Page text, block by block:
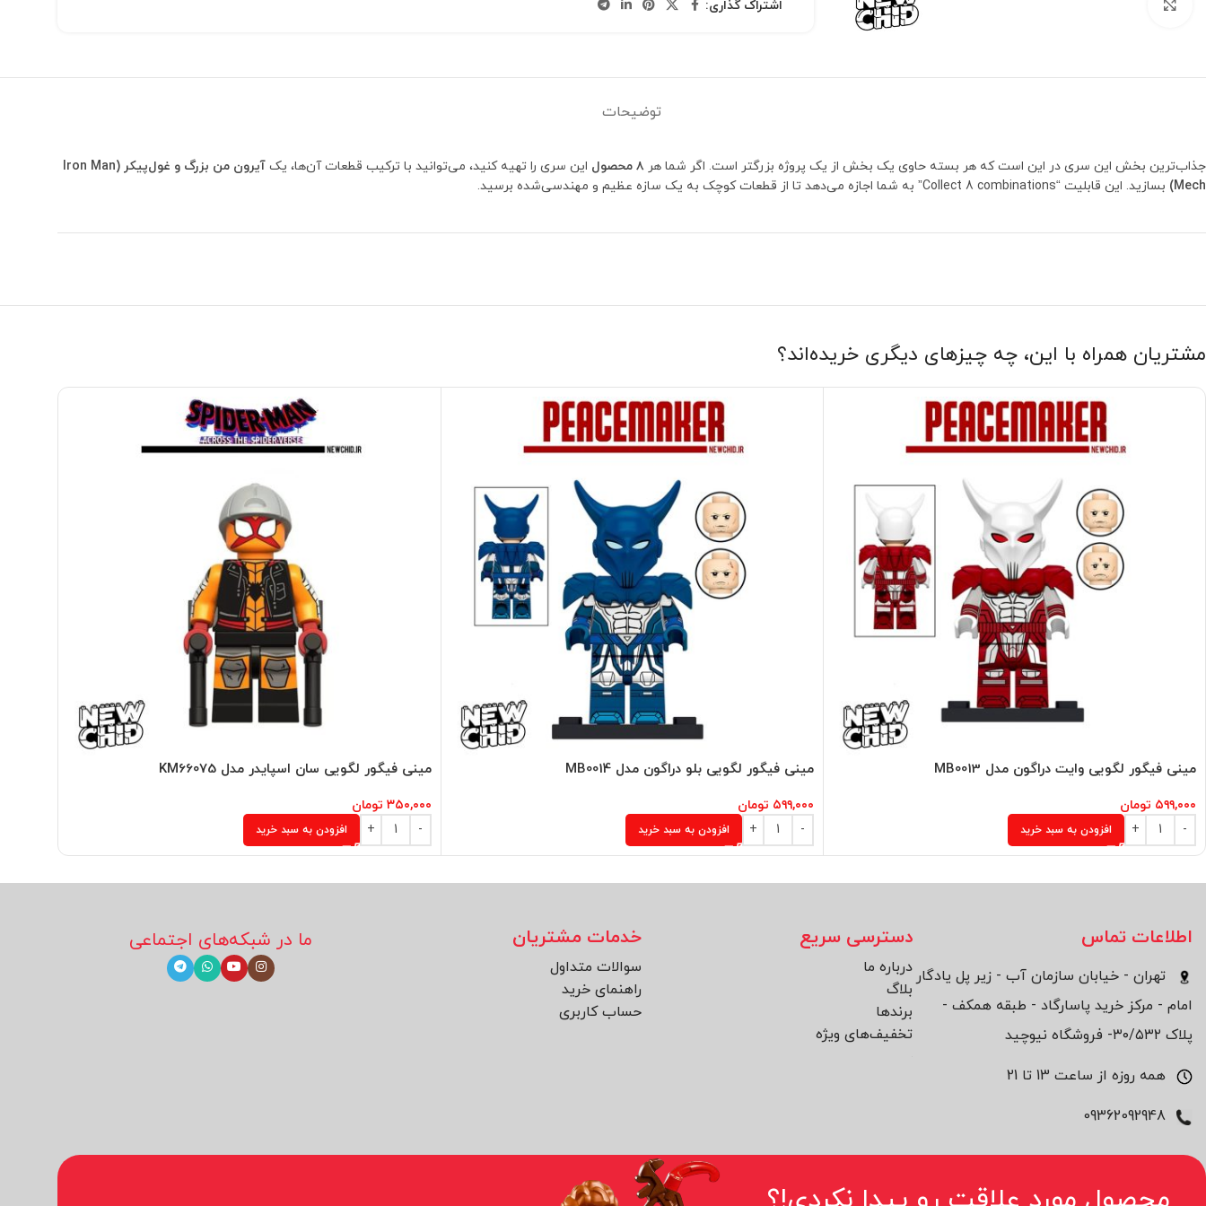
اشتراک گذاری:
توضیحات
جذاب‌ترین بخش این سری در این است که هر بسته حاوی یک بخش از یک پروژه بزرگتر است. اگر شما هر ۸ محصول این سری را تهیه کنید، می‌توانید با ترکیب قطعات آن‌ها، یک
آیرون من بزرگ و غول‌پیکر (Iron Man
Mech) بسازید. این قابلیت “Collect 8 combinations” به شما اجازه می‌دهد تا از قطعات کوچک به یک سازه عظیم و مهندسی‌شده برسید.
مشتریان همراه با این، چه چیزهای دیگری خریده‌اند؟
مینی فیگور لگویی وایت دراگون مدل MB0013
۵۹۹,۰۰۰ تومان
افزودن به سبد خرید
مینی فیگور لگویی بلو دراگون مدل MB0014
۵۹۹,۰۰۰ تومان
افزودن به سبد خرید
مینی فیگور لگویی سان اسپایدر مدل KM66075
۳۵۰,۰۰۰ تومان
افزودن به سبد خرید
اطلاعات تماس
تهران - خیابان سازمان آب - زیر پل یادگار
امام - مرکز خرید پاسارگاد - طبقه همکف -
پلاک ۳۰/۵۳۲- فروشگاه نیوچید
همه روزه از ساعت 13 تا 21
دسترسی سریع
درباره ما
بلاگ
برند‌ها
تخفیف‌های ویژه
خدمات مشتریان
سوالات متداول
راهنمای خرید
حساب کاربری
ما در شبکه‌های اجتماعی